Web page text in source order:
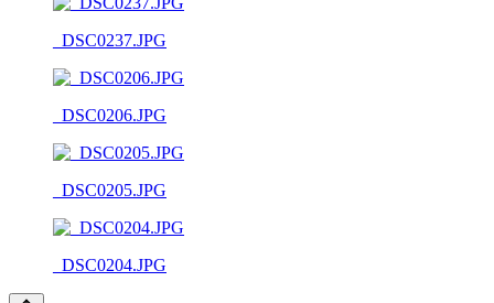
_DSC0237.JPG
_DSC0206.JPG
_DSC0205.JPG
_DSC0204.JPG